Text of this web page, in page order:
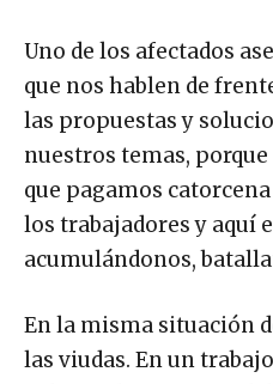
Uno de los afectados
que nos hablen de
las propuestas y
nuestros temas,
que pagamos
los trabajadores y aquí
acumulándonos,
En la misma situación
las viudas. En un